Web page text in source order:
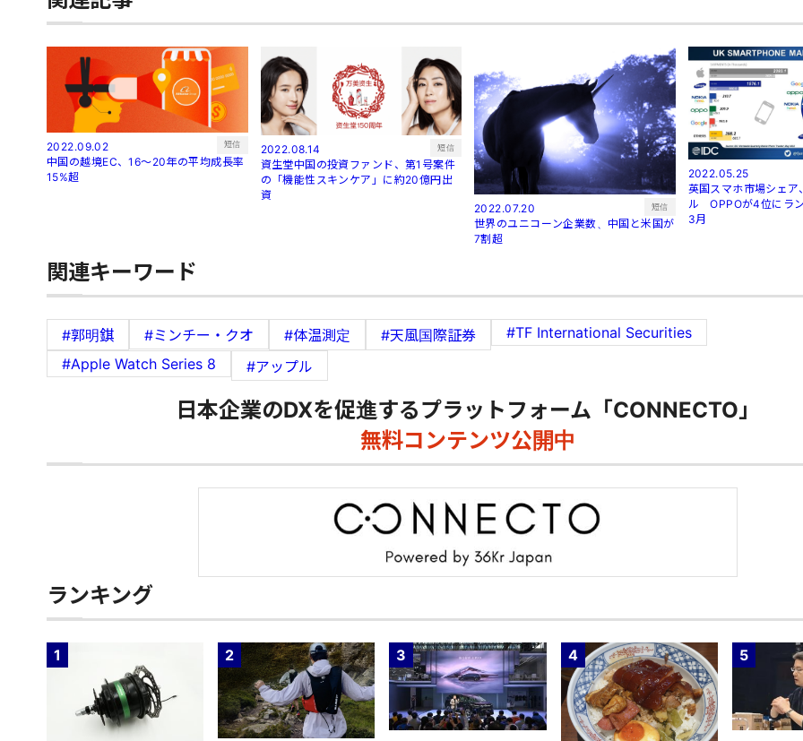
2022.09.02 短信
中国の越境EC、16～20年の平均成長率
15%超
2022.08.14 短信
資生堂中国の投資ファンド、第1号案件
の「機能性スキンケア」に約20億円出
資
2022.07.20
短信
世界のユニコーン企業数、中国と米国が
7割超
2022.05.25
英国スマホ市場シェア
ル OPPOが4位にラ
3月
関連キーワード
#郭明錤 #ミンチー・クオ #体温測定 #天風国際証券
#TF International Securities
#Apple Watch Series 8
#アップル
日本企業のDXを促進するプラットフォーム「CONNECTO」
無料コンテンツ公開中
ランキング
1 2 3 4 5